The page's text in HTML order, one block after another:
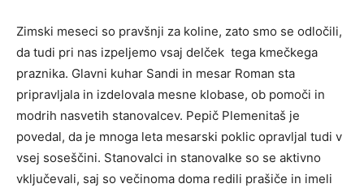
Zimski meseci so pravšnji za koline, zato smo se odločili,
da tudi pri nas izpeljemo vsaj delček tega kmečkega
praznika. Glavni kuhar Sandi in mesar Roman sta
pripravljala in izdelovala mesne klobase, ob pomoči in
modrih nasvetih stanovalcev. Pepič Plemenitaš je
povedal, da je mnoga leta mesarski poklic opravljal tudi v
vsej soseščini. Stanovalci in stanovalke so se aktivno
vključevali, saj so večinoma doma redili prašiče in imeli